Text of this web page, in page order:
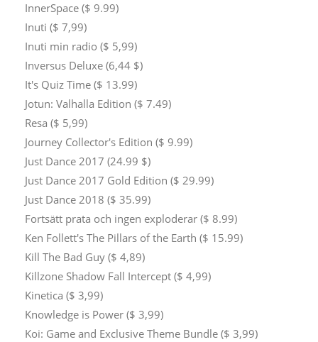
InnerSpace ($ 9.99)
Inuti ($ 7,99)
Inuti min radio ($ 5,99)
Inversus Deluxe (6,44 $)
It's Quiz Time ($ 13.99)
Jotun: Valhalla Edition ($ 7.49)
Resa ($ 5,99)
Journey Collector's Edition ($ 9.99)
Just Dance 2017 (24.99 $)
Just Dance 2017 Gold Edition ($ 29.99)
Just Dance 2018 ($ 35.99)
Fortsätt prata och ingen exploderar ($ 8.99)
Ken Follett's The Pillars of the Earth ($ 15.99)
Kill The Bad Guy ($ 4,89)
Killzone Shadow Fall Intercept ($ 4,99)
Kinetica ($ 3,99)
Knowledge is Power ($ 3,99)
Koi: Game and Exclusive Theme Bundle ($ 3,99)